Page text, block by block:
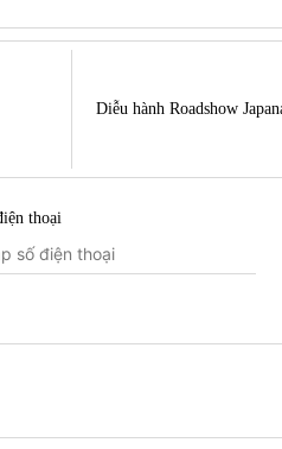
Diễu hành Roadshow
thoại